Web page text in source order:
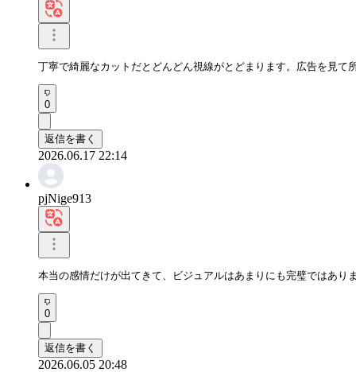
丁寧で綺麗なカットだとどんどん視線がとどまります。広告を見て
0
返信を書く
2026.06.17 22:14
pjNige913
本当の感情だけが出てきて、ビジュアルはあまりにも完璧ではあり
0
返信を書く
2026.06.05 20:48